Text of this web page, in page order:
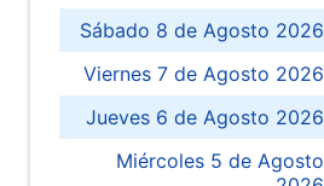
Sábado 8 de Agosto 2026
Viernes 7 de Agosto 2026
Jueves 6 de Agosto 2026
Miércoles 5 de Agosto